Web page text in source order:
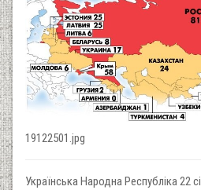
19122501.jpg
Українська Народна Республіка 22